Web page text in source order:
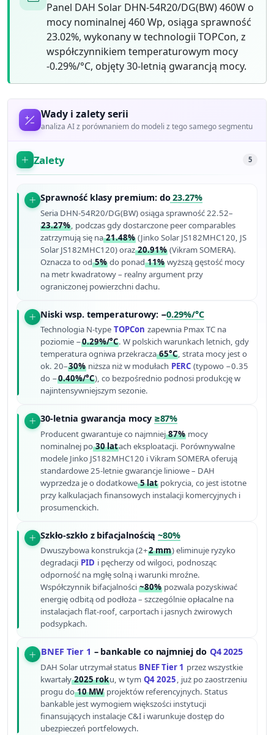
Panel DAH Solar DHN-54R20/DG(BW) 460W o
mocy nominalnej 460 Wp, osiąga sprawność
23.02%, wykonany w technologii TOPCon, z
współczynnikiem temperaturowym mocy
-0.29%/°C, objęty 30-letnią gwarancją mocy.
Wady i zalety serii
analiza AI z porównaniem do modeli z tego samego segmentu
Zalety 5
Sprawność klasy premium: do23.27%
Seria DHN-54R20/DG(BW) osiąga sprawność 22.52–
23.27%, podczas gdy dostarczone peer comparables
zatrzymują się na21.48% (Jinko Solar JS182MHC120, JS
Solar JS182MHC120) oraz20.91% (Vikram SOMERA).
Oznacza to od5% do ponad11% wyższą gęstość mocy
na metr kwadratowy – realny argument przy
ograniczonej powierzchni dachu.
Niski wsp. temperaturowy: −0.29%/°C
Technologia N-type TOPCon zapewnia Pmax TC na
poziomie −0.29%/°C. W polskich warunkach letnich, gdy
temperatura ogniwa przekracza65°C, strata mocy jest o
ok. 20–30% niższa niż w modułach PERC (typowo −0.35
do −0.40%/°C), co bezpośrednio podnosi produkcję w
najintensywniejszym sezonie.
30-letnia gwarancja mocy ≥87%
Producent gwarantuje co najmniej87% mocy
nominalnej po30 latach eksploatacji. Porównywalne
modele Jinko JS182MHC120 i Vikram SOMERA oferują
standardowe 25-letnie gwarancje liniowe – DAH
wyprzedza je o dodatkowe5 lat pokrycia, co jest istotne
przy kalkulacjach finansowych instalacji komercyjnych i
prosumenckich.
Szkło-szkło z bifacjalnością~80%
Dwuszybowa konstrukcja (2+2 mm) eliminuje ryzyko
degradacji PID i pęcherzy od wilgoci, podnosząc
odporność na mgłę solną i warunki mroźne.
Współczynnik bifacjalności~80% pozwala pozyskiwać
energię odbitą od podłoża – szczególnie opłacalne na
instalacjach flat-roof, carportach i jasnych żwirowych
podsypkach.
BNEF Tier 1 – bankable co najmniej do Q4 2025
DAH Solar utrzymał status BNEF Tier 1 przez wszystkie
kwartały2025 roku, w tym Q4 2025, już po zaostrzeniu
progu do10 MW projektów referencyjnych. Status
bankable jest wymogiem większości instytucji
finansujących instalacje C&I i warunkuje dostęp do
ubezpieczeń portfelowych.